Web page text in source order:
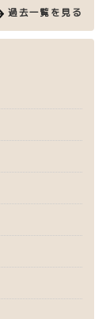
過去一覧を見る